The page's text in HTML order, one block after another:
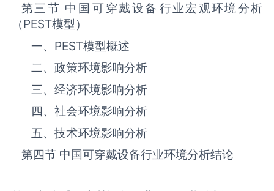
第三节 中国‌‌‌‌‌‌可穿戴设备‌‌‌‌‌‌‌‌‌‌‌‌‌‌‌‌‌‌行业宏观环境分析
（PEST模型）
一、 PEST模型概述
二、政策环境影响分析
三、‌‌‌经济环境影响分析
四、社会环境影响分析
五、技术环境影响分析
第四节 中国‌‌‌‌‌‌可穿戴设备‌‌‌‌‌‌‌‌‌‌‌‌‌‌‌‌‌‌行业环境分析结论